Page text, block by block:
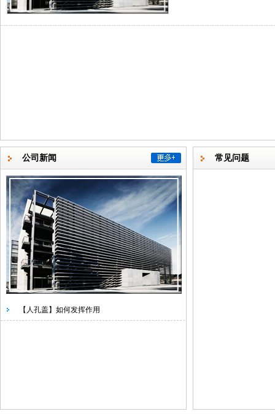
公司新闻
【人孔盖】如何发挥作用
常见问题